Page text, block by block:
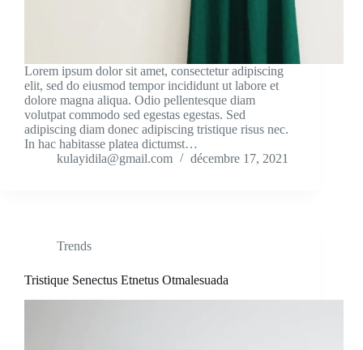
Lorem ipsum dolor sit amet, consectetur adipiscing
elit, sed do eiusmod tempor incididunt ut labore et
dolore magna aliqua. Odio pellentesque diam
volutpat commodo sed egestas egestas. Sed
adipiscing diam donec adipiscing tristique risus nec.
In hac habitasse platea dictumst…
kulayidila@gmail.com
décembre 17, 2021
Trends
Tristique Senectus Etnetus Otmalesuada